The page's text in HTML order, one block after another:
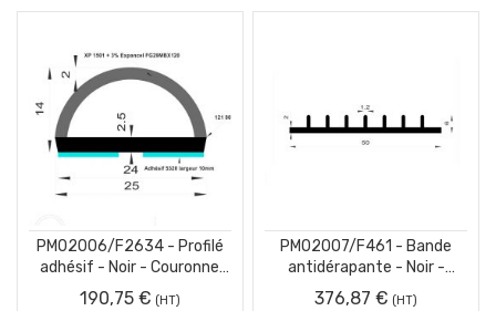
PM02006/F2634 - Profilé
adhésif - Noir - Couronne
25 m
190,75 €
PM02007/F461 - Bande
antidérapante - Noir -
Couronne 50 m
376,87 €